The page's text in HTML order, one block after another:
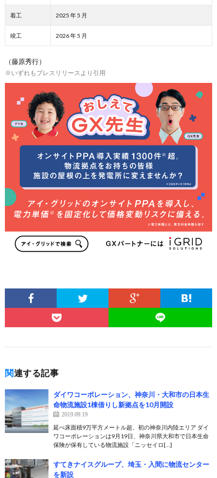
着工 2025 年 5 月
竣工 2026 年 5 月
（藤原秀行）
※いずれもプレスリリースより引用
関連する記事
ダイワコーポレーション、神奈川・大和市の日本生
命物流施設1棟借りし新拠点を10月開設
2019.09.19
延べ床面積9万平方メートル超、初の神奈川内陸エリア ダイ
ワコーポレーションは9月19日、神奈川県大和市で日本生命
保険が保有している物流施設「ニッセイロ[…]
すてきナイスグループ、埼玉・入間に物流センター
を新設